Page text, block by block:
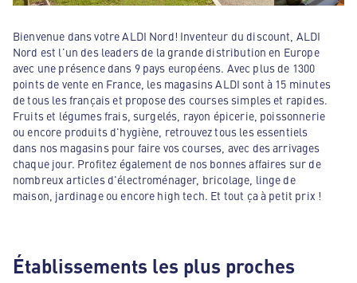
Bienvenue dans votre ALDI Nord! Inventeur du discount, ALDI
Nord est l'un des leaders de la grande distribution en Europe
avec une présence dans 9 pays européens. Avec plus de 1300
points de vente en France, les magasins ALDI sont à 15 minutes
de tous les français et propose des courses simples et rapides.
Fruits et légumes frais, surgelés, rayon épicerie, poissonnerie
ou encore produits d'hygiène, retrouvez tous les essentiels
dans nos magasins pour faire vos courses, avec des arrivages
chaque jour. Profitez également de nos bonnes affaires sur de
nombreux articles d'électroménager, bricolage, linge de
maison, jardinage ou encore high tech. Et tout ça à petit prix !
Établissements les plus proches